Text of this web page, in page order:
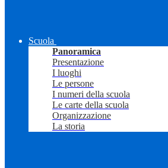
Scuola
Panoramica
Presentazione
I luoghi
Le persone
I numeri della scuola
Le carte della scuola
Organizzazione
La storia